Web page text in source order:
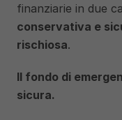
finanziarie in due
conservativa e
rischiosa.
Il fondo di
sicura.